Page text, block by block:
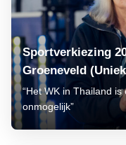
Sportverkiezing
Groeneveld
“Het WK in Thailand
onmogelijk”